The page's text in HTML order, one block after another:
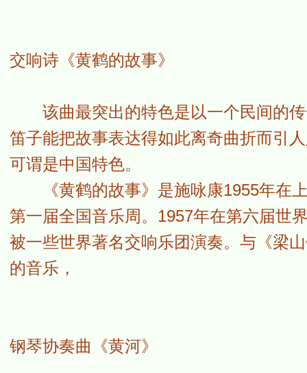
交响诗《黄鹤的故事》
该曲最突出的特色是以一个民间的传
笛子能把故事表达得如此离奇曲折而引
可谓是中国特色。
《黄鹤的故事》是施咏康1955年在上
第一届全国音乐周。1957年在第六届世
被一些世界著名交响乐团演奏。与《梁
的音乐，
钢琴协奏曲《黄河》